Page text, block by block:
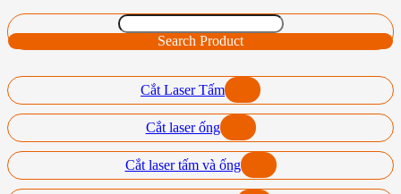
Search Product
Cắt Laser Tấm
Cắt laser ống
Cắt laser tấm và ống